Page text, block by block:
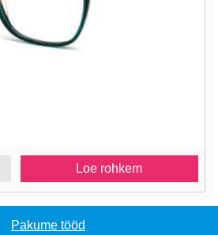
Loe rohkem
Pakume tööd